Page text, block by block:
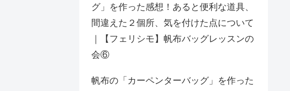
グ」を作った感想！あると便利な道具、
間違えた２個所、気を付けた点について
｜【フェリシモ】帆布バッグレッスンの
会⑥
帆布の「カーペンターバッグ」を作った